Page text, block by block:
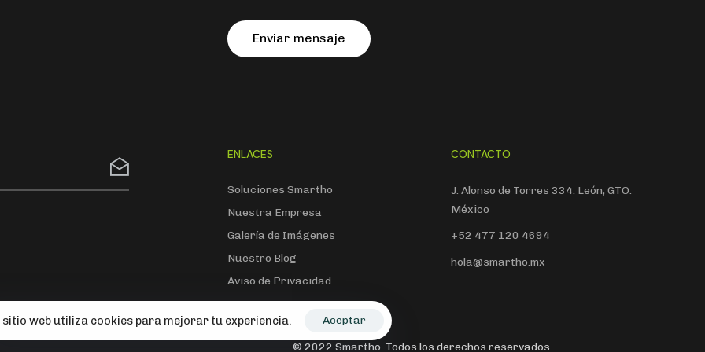
Enviar mensaje
ENLACES
Soluciones Smartho
Nuestra Empresa
Galería de Imágenes
Nuestro Blog
Aviso de Privacidad
CONTACTO
J. Alonso de Torres 334. León, GTO.
México
+52 477 120 4694
hola@smartho.mx
© 2022 Smartho. Todos los derechos reservados
sitio web utiliza cookies para mejorar tu experiencia. Aceptar